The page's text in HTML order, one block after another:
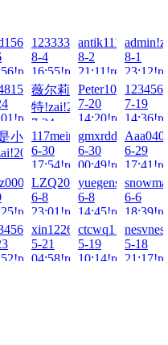
1233331!zai!2026-
8-4
16:55!read!
8-2
21:11!read!
8-1
薇尔莉
特!zai!2026-
7-24
01:54!read!
7-20
14:20!read!
7-19
小
117meimu!zai!2026-
6-30
17:54!read!
6-30
00:49!read!
6-29
LZQ2025!zai!2026-
6-8
23:01!read!
6-8
14:45!read!
6-6
xin122698!zai!2026-
5-21
04:58!read!
ctcwq1!zai!2026-
5-19
10:14!read!
5-18